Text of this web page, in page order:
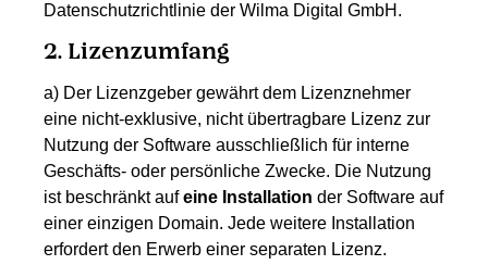
Datenschutzrichtlinie der Wilma Digital GmbH.
2. Lizenzumfang
a) Der Lizenzgeber gewährt dem Lizenznehmer
eine nicht-exklusive, nicht übertragbare Lizenz zur
Nutzung der Software ausschließlich für interne
Geschäfts- oder persönliche Zwecke. Die Nutzung
ist beschränkt aufeine Installation der Software auf
einer einzigen Domain. Jede weitere Installation
erfordert den Erwerb einer separaten Lizenz.